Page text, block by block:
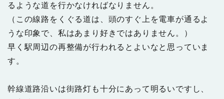
るような道を行かなければなりません。
（この線路をくぐる道は、頭のすぐ上を電車が通るよ
うな印象で、私はあまり好きではありません。）
早く駅周辺の再整備が行われるとよいなと思っていま
す。
幹線道路沿いは街路灯も十分にあって明るいですし、